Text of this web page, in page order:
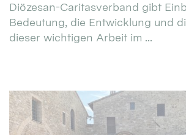
Diözesan-Caritasverband gibt
Bedeutung, die Entwicklung und
dieser wichtigen Arbeit im ...